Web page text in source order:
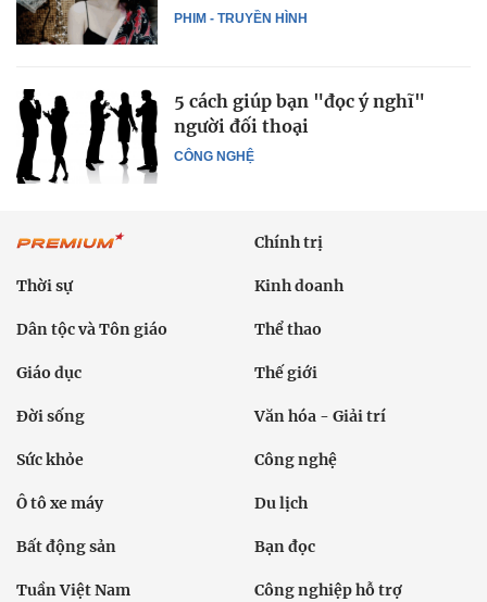
PHIM - TRUYỀN HÌNH
CÔNG NGHỆ
5 cách giúp bạn "đọc ý nghĩ"
người đối thoại
Chính trị
Thời sự Kinh doanh
Dân tộc và Tôn giáo Thể thao
Giáo dục Thế giới
Đời sống Văn hóa - Giải trí
Sức khỏe Công nghệ
Ô tô xe máy Du lịch
Bất động sản Bạn đọc
Tuần Việt Nam Công nghiệp hỗ trợ